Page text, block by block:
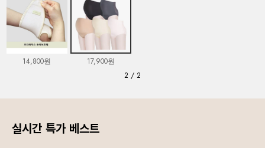
14,800원
17,900원
2 / 2
실시간 특가 베스트